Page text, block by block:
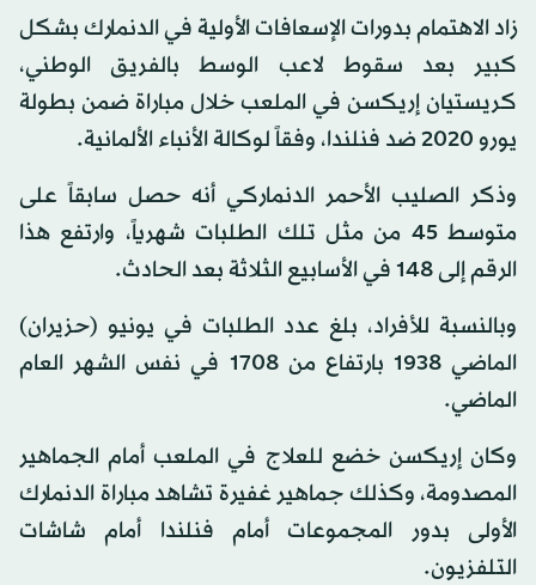
زاد الاهتمام بدورات الإسعافات الأولية في الدنمارك بشكل
كبير بعد سقوط لاعب الوسط بالفريق الوطني،
كريستيان إريكسن في الملعب خلال مباراة ضمن بطولة
يورو 2020 ضد فنلندا، وفقاً لوكالة الأنباء الألمانية.
وذكر الصليب الأحمر الدنماركي أنه حصل سابقاً على
متوسط 45 من مثل تلك الطلبات شهرياً، وارتفع هذا
الرقم إلى 148 في الأسابيع الثلاثة بعد الحادث.
وبالنسبة للأفراد، بلغ عدد الطلبات في يونيو (حزيران)
الماضي 1938 بارتفاع من 1708 في نفس الشهر العام
الماضي.
وكان إريكسن خضع للعلاج في الملعب أمام الجماهير
المصدومة، وكذلك جماهير غفيرة تشاهد مباراة الدنمارك
الأولى بدور المجموعات أمام فنلندا أمام شاشات
التلفزيون.